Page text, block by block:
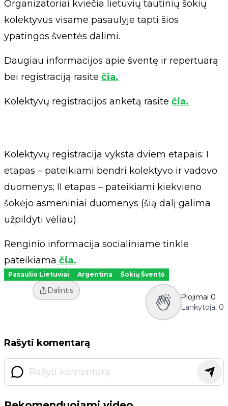
Organizatoriai kviečia lietuvių tautinių šokių
kolektyvus visame pasaulyje tapti šios
ypatingos šventės dalimi.
Daugiau informacijos apie šventę ir repertuarą
bei registraciją rasite čia.
Kolektyvų registracijos anketą rasite čia.
Kolektyvų registracija vyksta dviem etapais: I
etapas – pateikiami bendri kolektyvo ir vadovo
duomenys; II etapas – pateikiami kiekvieno
šokėjo asmeniniai duomenys (šią dalį galima
užpildyti vėliau).
Renginio informacija socialiniame tinkle
pateikiama čia.
Pasaulio Lietuviai Argentina Šokių Šventė
Dalintis
Plojimai 0
Lankytojai 0
Rašyti komentarą